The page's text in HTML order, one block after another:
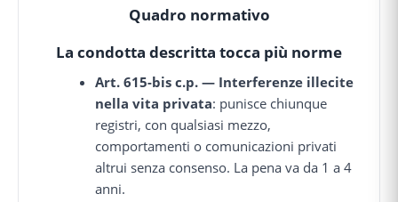
Quadro normativo
La condotta descritta tocca più norme
Art. 615-bis c.p. — Interferenze illecite
nella vita privata: punisce chiunque
registri, con qualsiasi mezzo,
comportamenti o comunicazioni privati
altrui senza consenso. La pena va da 1 a 4
anni.